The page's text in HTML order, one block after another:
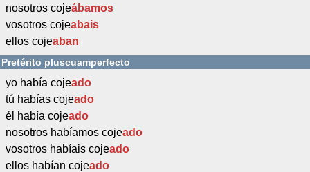
nosotros cojeábamos
vosotros cojeabais
ellos cojeaban
Pretérito pluscuamperfecto
yo había cojeado
tú habías cojeado
él había cojeado
nosotros habíamos cojeado
vosotros habíais cojeado
ellos habían cojeado